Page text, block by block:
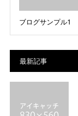
ブログサンプル1
最新記事